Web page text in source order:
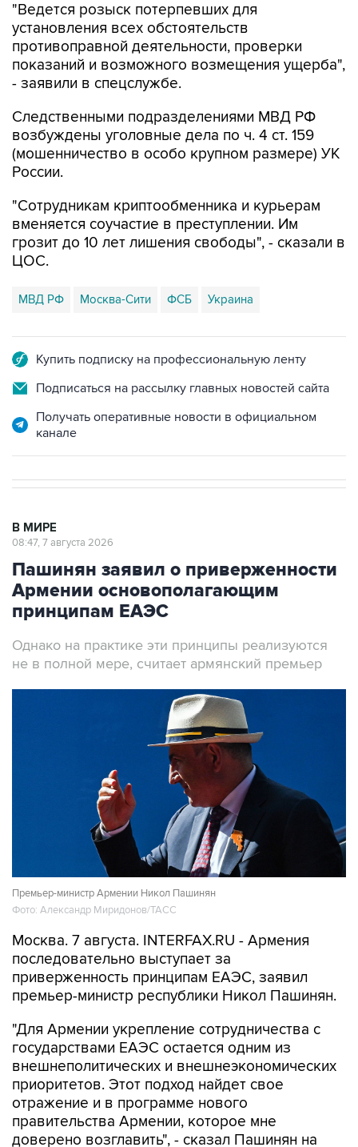
"Ведется розыск потерпевших для
установления всех обстоятельств
противоправной деятельности, проверки
показаний и возможного возмещения ущерба",
- заявили в спецслужбе.
Следственными подразделениями МВД РФ
возбуждены уголовные дела по ч. 4 ст. 159
(мошенничество в особо крупном размере) УК
России.
"Сотрудникам криптообменника и курьерам
вменяется соучастие в преступлении. Им
грозит до 10 лет лишения свободы", - сказали в
ЦОС.
МВД РФ Москва-Сити ФСБ Украина
Купить подписку на профессиональную ленту
Подписаться на рассылку главных новостей сайта
Получать оперативные новости в официальном
канале
В МИРЕ
08:47, 7 августа 2026
Пашинян заявил о приверженности
Армении основополагающим
принципам ЕАЭС
Однако на практике эти принципы реализуются
не в полной мере, считает армянский премьер
Премьер-министр Армении Никол Пашинян
Фото: Александр Миридонов/ТАСС
Москва. 7 августа. INTERFAX.RU - Армения
последовательно выступает за
приверженность принципам ЕАЭС, заявил
премьер-министр республики Никол Пашинян.
"Для Армении укрепление сотрудничества с
государствами ЕАЭС остается одним из
внешнеполитических и внешнеэкономических
приоритетов. Этот подход найдет свое
отражение и в программе нового
правительства Армении, которое мне
доверено возглавить", - сказал Пашинян на